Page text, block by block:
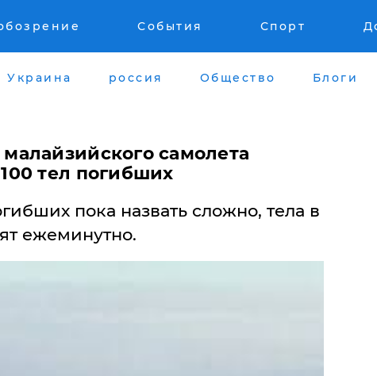
События Спорт
Украина россия Общество Блоги
самолета
тел погибших
пока назвать сложно, тела в
ежеминутно.